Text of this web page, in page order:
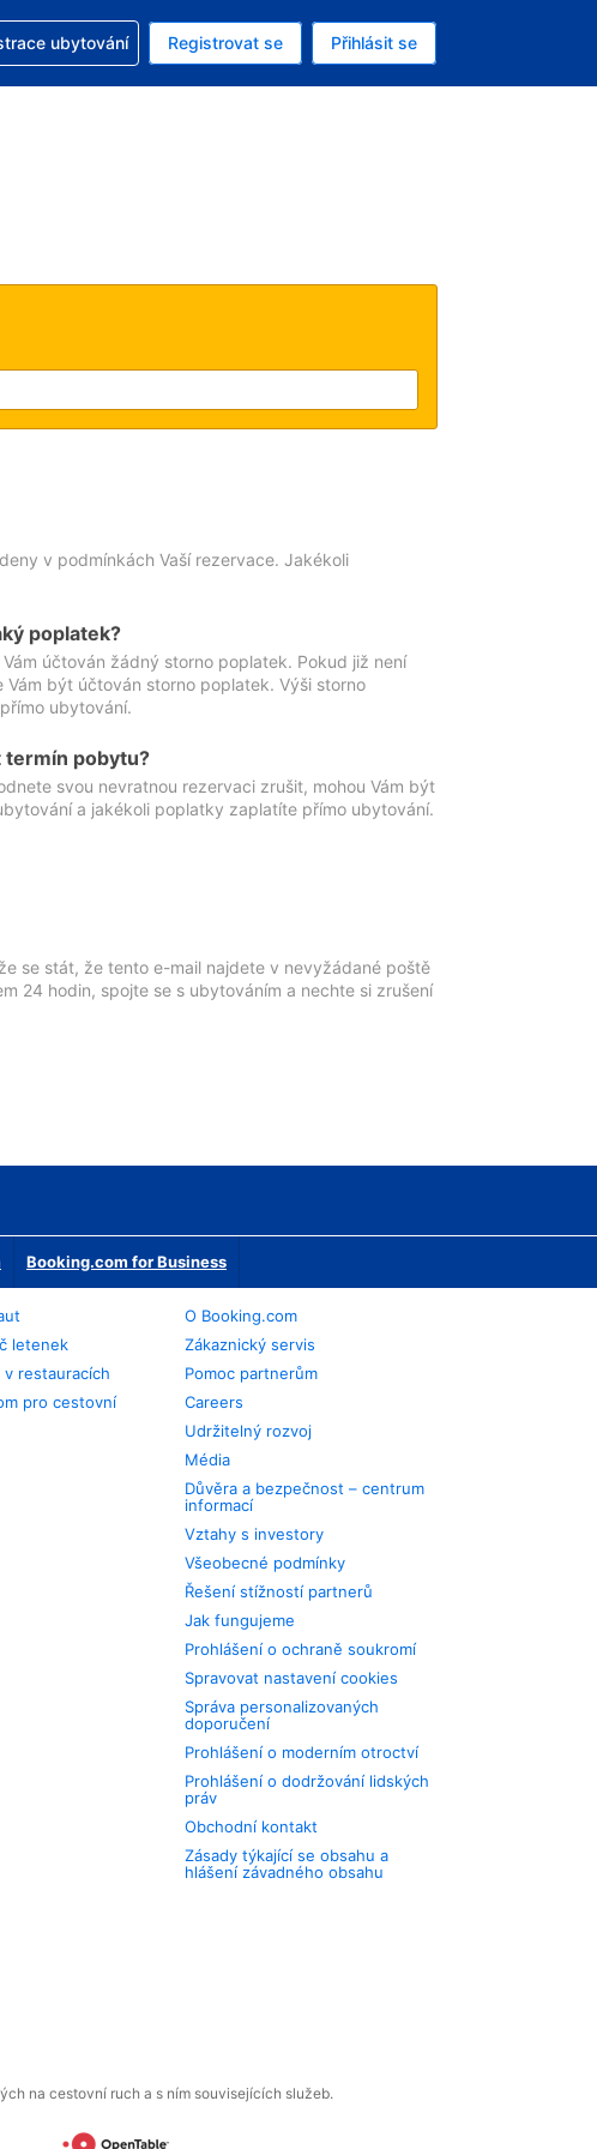
měna: Americký dolar
zvolený jazyk: V češtině
s rezervací
ubytování Registrovat se Přihlásit se
v podmínkách Vaší rezervace. Jakékoli
poplatek?
účtován žádný storno poplatek. Pokud již není
být účtován storno poplatek. Výši storno
ubytování.
termín pobytu?
svou nevratnou rezervaci zrušit, mohou Vám být
a jakékoli poplatky zaplatíte přímo ubytování.
se stát, že tento e-mail najdete v nevyžádané poště
24 hodin, spojte se s ubytováním a nechte si zrušení
Booking.com for Business
letenek
v restauracích
pro cestovní
O Booking.com
Zákaznický servis
Pomoc partnerům
Careers
Udržitelný rozvoj
Média
Důvěra a bezpečnost – centrum
informací
Vztahy s investory
Všeobecné podmínky
Řešení stížností partnerů
Jak fungujeme
Prohlášení o ochraně soukromí
Spravovat nastavení cookies
Správa personalizovaných
doporučení
Prohlášení o moderním otroctví
Prohlášení o dodržování lidských
práv
Obchodní kontakt
Zásady týkající se obsahu a
hlášení závadného obsahu
na cestovní ruch a s ním souvisejících služeb.